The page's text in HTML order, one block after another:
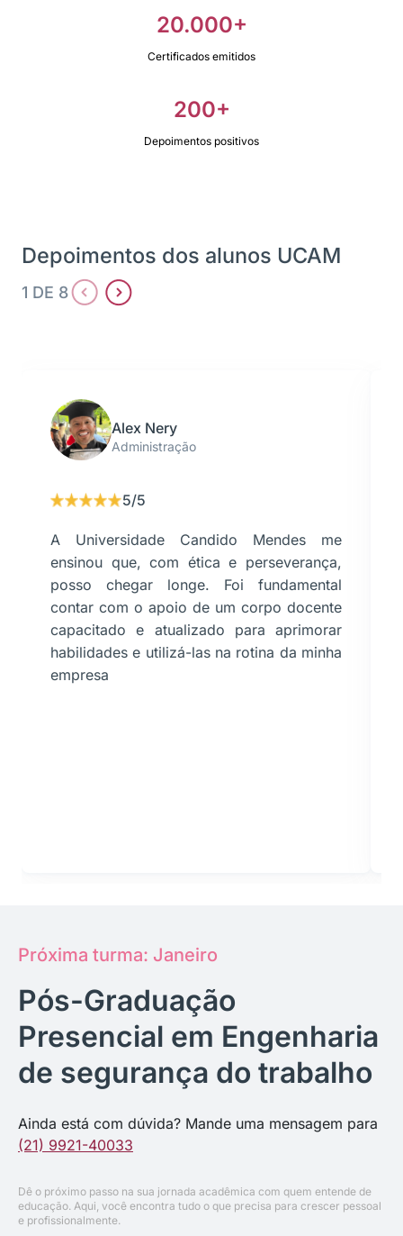
20.000+
Certificados emitidos
200+
Depoimentos positivos
Depoimentos dos alunos UCAM
1 DE 8
Alex Nery
Administração
5/5
A Universidade Candido Mendes me
ensinou que, com ética e perseverança,
posso chegar longe. Foi fundamental
contar com o apoio de um corpo docente
capacitado e atualizado para aprimorar
habilidades e utilizá-las na rotina da minha
empresa
Próxima turma: Janeiro
Pós-Graduação
Presencial em Engenharia
de segurança do trabalho
Ainda está com dúvida? Mande uma mensagem para
(21) 9921-40033
Dê o próximo passo na sua jornada acadêmica com quem entende de
educação. Aqui, você encontra tudo o que precisa para crescer pessoal
e profissionalmente.